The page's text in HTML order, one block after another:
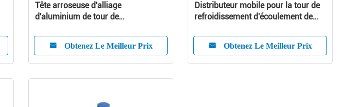
Tête arroseuse d'alliage
d'aluminium de tour de
Obtenez Le Meilleur Prix
Distributeur mobile pour la tour de
refroidissement d'écoulement de
Obtenez Le Meilleur Prix